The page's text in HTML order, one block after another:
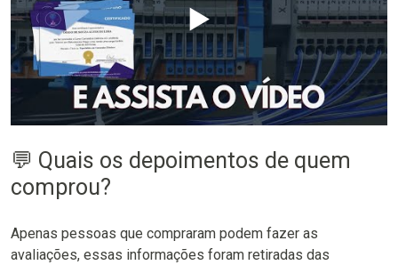
▶️
💬 Quais os depoimentos de quem
comprou?
Apenas pessoas que compraram podem fazer as
avaliações, essas informações foram retiradas das